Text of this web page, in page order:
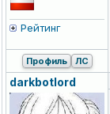
Рейтинг
Профиль ЛС
darkbotlord